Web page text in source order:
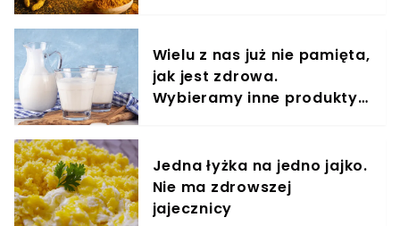
Wielu z nas już nie pamięta,
jak jest zdrowa.
Wybieramy inne produkty,
Jedna łyżka na jedno jajko.
Nie ma zdrowszej
jajecznicy